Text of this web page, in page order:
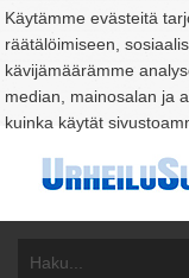
Käytämme evästeitä
räätälöimiseen,
kävijämäärämme
median, mainosalan ja
kuinka käytät